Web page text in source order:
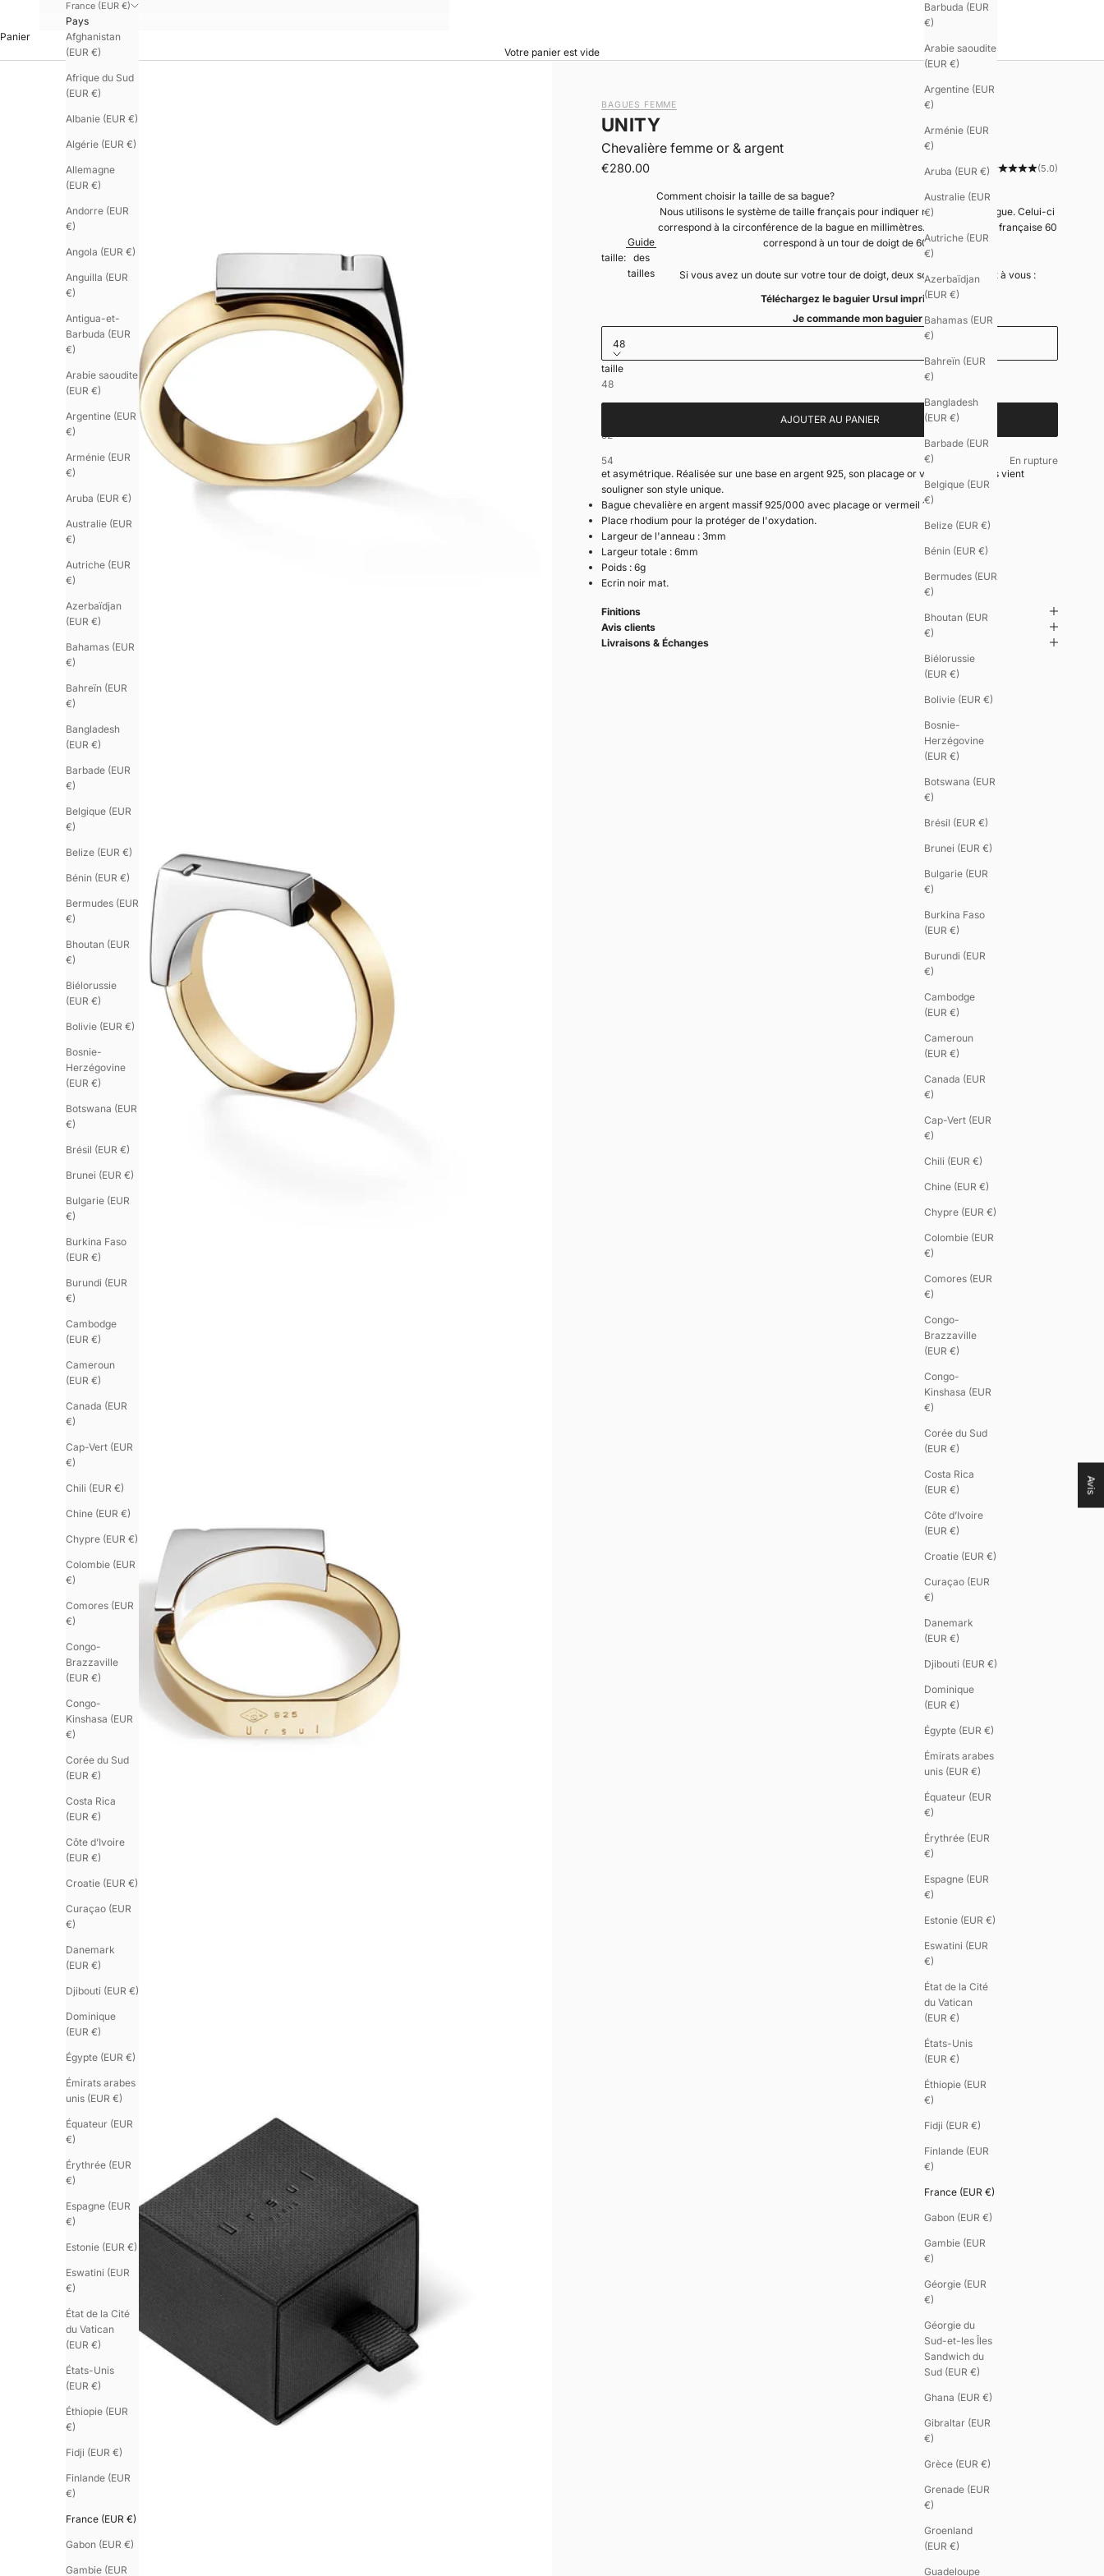
Barbuda (EUR
€)
Arabie saoudite
(EUR €)
Argentine (EUR
€)
Arménie (EUR
€)
Aruba (EUR €)
Australie (EUR
€)
Autriche (EUR
€)
Azerbaïdjan
(EUR €)
Bahamas (EUR
€)
Bahreïn (EUR
€)
Bangladesh
(EUR €)
Barbade (EUR
€)
Belgique (EUR
€)
Belize (EUR €)
Bénin (EUR €)
Bermudes (EUR
€)
Bhoutan (EUR
€)
Biélorussie
(EUR €)
Bolivie (EUR €)
Bosnie-
Herzégovine
(EUR €)
Botswana (EUR
€)
Brésil (EUR €)
Brunei (EUR €)
Bulgarie (EUR
€)
Burkina Faso
(EUR €)
Burundi (EUR
€)
Cambodge
(EUR €)
Cameroun
(EUR €)
Canada (EUR
€)
Cap-Vert (EUR
€)
Chili (EUR €)
Chine (EUR €)
Chypre (EUR €)
Colombie (EUR
€)
Comores (EUR
€)
Congo-
Brazzaville
(EUR €)
Congo-
Kinshasa (EUR
€)
Corée du Sud
(EUR €)
Costa Rica
(EUR €)
Côte d’Ivoire
(EUR €)
Croatie (EUR €)
Curaçao (EUR
€)
Danemark
(EUR €)
Djibouti (EUR €)
Dominique
(EUR €)
Égypte (EUR €)
Émirats arabes
unis (EUR €)
Équateur (EUR
€)
Érythrée (EUR
€)
Espagne (EUR
€)
Estonie (EUR €)
Eswatini (EUR
€)
État de la Cité
du Vatican
(EUR €)
États-Unis
(EUR €)
Éthiopie (EUR
€)
Fidji (EUR €)
Finlande (EUR
€)
France (EUR €)
Gabon (EUR €)
Gambie (EUR
€)
Géorgie (EUR
€)
Géorgie du
Sud-et-les Îles
Sandwich du
Sud (EUR €)
Ghana (EUR €)
Gibraltar (EUR
€)
Grèce (EUR €)
Grenade (EUR
€)
Groenland
(EUR €)
Guadeloupe
France (EUR €)
Pays
Afghanistan
(EUR €)
Afrique du Sud
(EUR €)
Albanie (EUR €)
Algérie (EUR €)
Allemagne
(EUR €)
Andorre (EUR
€)
Angola (EUR €)
Anguilla (EUR
€)
Antigua-et-
Barbuda (EUR
€)
Arabie saoudite
(EUR €)
Argentine (EUR
€)
Arménie (EUR
€)
Aruba (EUR €)
Australie (EUR
€)
Autriche (EUR
€)
Azerbaïdjan
(EUR €)
Bahamas (EUR
€)
Bahreïn (EUR
€)
Bangladesh
(EUR €)
Barbade (EUR
€)
Belgique (EUR
€)
Belize (EUR €)
Bénin (EUR €)
Bermudes (EUR
€)
Bhoutan (EUR
€)
Biélorussie
(EUR €)
Bolivie (EUR €)
Bosnie-
Herzégovine
(EUR €)
Botswana (EUR
€)
Brésil (EUR €)
Brunei (EUR €)
Bulgarie (EUR
€)
Burkina Faso
(EUR €)
Burundi (EUR
€)
Cambodge
(EUR €)
Cameroun
(EUR €)
Canada (EUR
€)
Cap-Vert (EUR
€)
Chili (EUR €)
Chine (EUR €)
Chypre (EUR €)
Colombie (EUR
€)
Comores (EUR
€)
Congo-
Brazzaville
(EUR €)
Congo-
Kinshasa (EUR
€)
Corée du Sud
(EUR €)
Costa Rica
(EUR €)
Côte d’Ivoire
(EUR €)
Croatie (EUR €)
Curaçao (EUR
€)
Danemark
(EUR €)
Djibouti (EUR €)
Dominique
(EUR €)
Égypte (EUR €)
Émirats arabes
unis (EUR €)
Équateur (EUR
€)
Érythrée (EUR
€)
Espagne (EUR
€)
Estonie (EUR €)
Eswatini (EUR
€)
État de la Cité
du Vatican
(EUR €)
États-Unis
(EUR €)
Éthiopie (EUR
€)
Fidji (EUR €)
Finlande (EUR
€)
France (EUR €)
Gabon (EUR €)
Gambie (EUR
Panier
Votre panier est vide
BAGUES FEMME
Chevalière femme or & argent
|
UNITY
Prix de vente
€280.00 (5.0)
taille:
Guide
des
tailles
Comment choisir la taille de sa bague?
Nous utilisons le système de taille français pour indiquer nos tailles de bague. Celui-ci
correspond à la circonférence de la bague en millimètres. Ainsi, une taille française 60
correspond à un tour de doigt de 60 mm.
Si vous avez un doute sur votre tour de doigt, deux solutions s’offrent à vous :
Téléchargez le baguier Ursul imprimable
Je commande mon baguier
48
taille
48
52
54 En rupture
AJOUTER AU PANIER
La chevalière Unity se porte à l'auriculaire. Cette chevalière à un style résolument contemporain
et asymétrique. Réalisée sur une base en argent 925, son placage or vermeil 18 carats vient
souligner son style unique.
Bague chevalière en argent massif 925/000 avec placage or vermeil 18 carats.
Place rhodium pour la protéger de l'oxydation.
Largeur de l'anneau : 3mm
Largeur totale : 6mm
Poids : 6g
Ecrin noir mat.
Finitions
Avis clients
Livraisons & Échanges
Avis